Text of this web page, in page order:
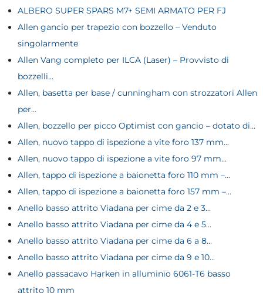
ALBERO SUPER SPARS M7+ SEMI ARMATO PER FJ
Allen gancio per trapezio con bozzello – Venduto
singolarmente
Allen Vang completo per ILCA (Laser) – Provvisto di
bozzelli...
Allen, basetta per base / cunningham con strozzatori Allen
per...
Allen, bozzello per picco Optimist con gancio – dotato di...
Allen, nuovo tappo di ispezione a vite foro 137 mm...
Allen, nuovo tappo di ispezione a vite foro 97 mm...
Allen, tappo di ispezione a baionetta foro 110 mm –...
Allen, tappo di ispezione a baionetta foro 157 mm –...
Anello basso attrito Viadana per cime da 2 e 3...
Anello basso attrito Viadana per cime da 4 e 5...
Anello basso attrito Viadana per cime da 6 a 8...
Anello basso attrito Viadana per cime da 9 e 10...
Anello passacavo Harken in alluminio 6061-T6 basso
attrito 10 mm